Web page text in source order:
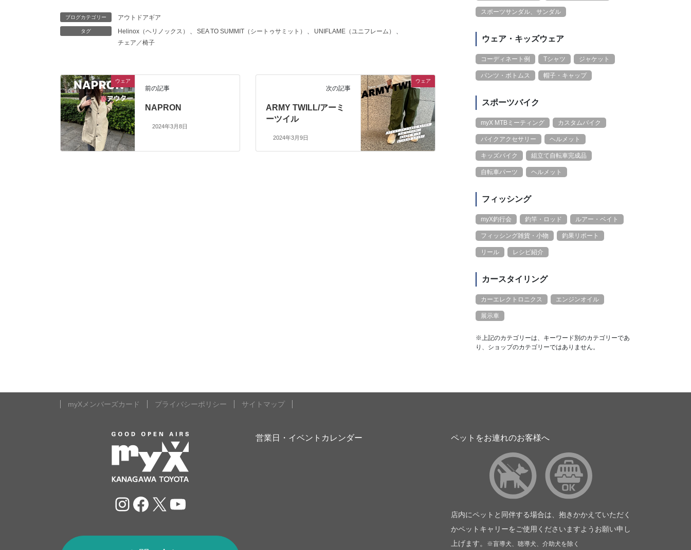
ブログカテゴリー アウトドアギア
タグ Helinox（ヘリノックス） 、 SEA TO SUMMIT（シートゥサミット） 、 UNIFLAME（ユニフレーム）
、
チェア／椅子
ウェア
前の記事
NAPRON
2024年3月8日
ウェア
次の記事
ARMY TWILL/アーミ
ーツイル
2024年3月9日
スポーツサンダル、サンダル
ウェア・キッズウェア
コーディネート例 Tシャツ ジャケット
パンツ・ボトムス 帽子・キャップ
スポーツバイク
myX MTBミーティング カスタムバイク
バイクアクセサリー ヘルメット
キッズバイク 組立て自転車完成品
自転車パーツ ヘルメット
フィッシング
myX釣行会 釣竿・ロッド ルアー・ベイト
フィッシング雑貨・小物 釣果リポート
リール レシピ紹介
カースタイリング
カーエレクトロニクス エンジンオイル
展示車
※上記のカテゴリーは、キーワード別のカテゴリーであ
り、ショップのカテゴリーではありません。
myXメンバーズカード プライバシーポリシー サイトマップ
Instagram
Facebook
X YouTube
営業日・イベントカレンダー ペットをお連れのお客様へ
店内にペットと同伴する場合は、抱きかかえていただく
かペットキャリーをご使用くださいますようお願い申し
上げます。
※盲導犬、聴導犬、介助犬を除く